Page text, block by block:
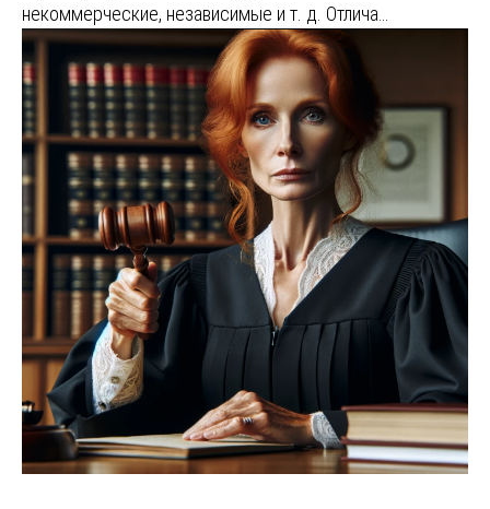
некоммерческие, независимые и т. д. Отлича…